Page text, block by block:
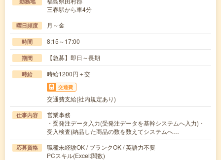
三春駅から車4分
曜日頻度 月～金
時間 8:15～17:00
期間 【急募】即日～長期
時給 時給1200円＋交
交通費
交通費支給(社内規定あり)
仕事内容
営業事務
・受発注データ入力(受発注データを基幹システムへ入力)・
受入検査(納品した商品の数を数えてシステムへ…
応募資格
職種未経験OK / ブランクOK / 英語力不要
PCスキル(Excel:関数)